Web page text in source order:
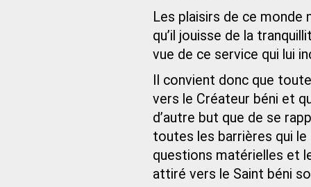
Les plaisirs de ce monde
qu’il jouisse de la
vue de ce service qui lui
Il convient donc que
vers le Créateur béni et
d’autre but que de se
toutes les barrières qui
questions matérielles et
attiré vers le Saint béni